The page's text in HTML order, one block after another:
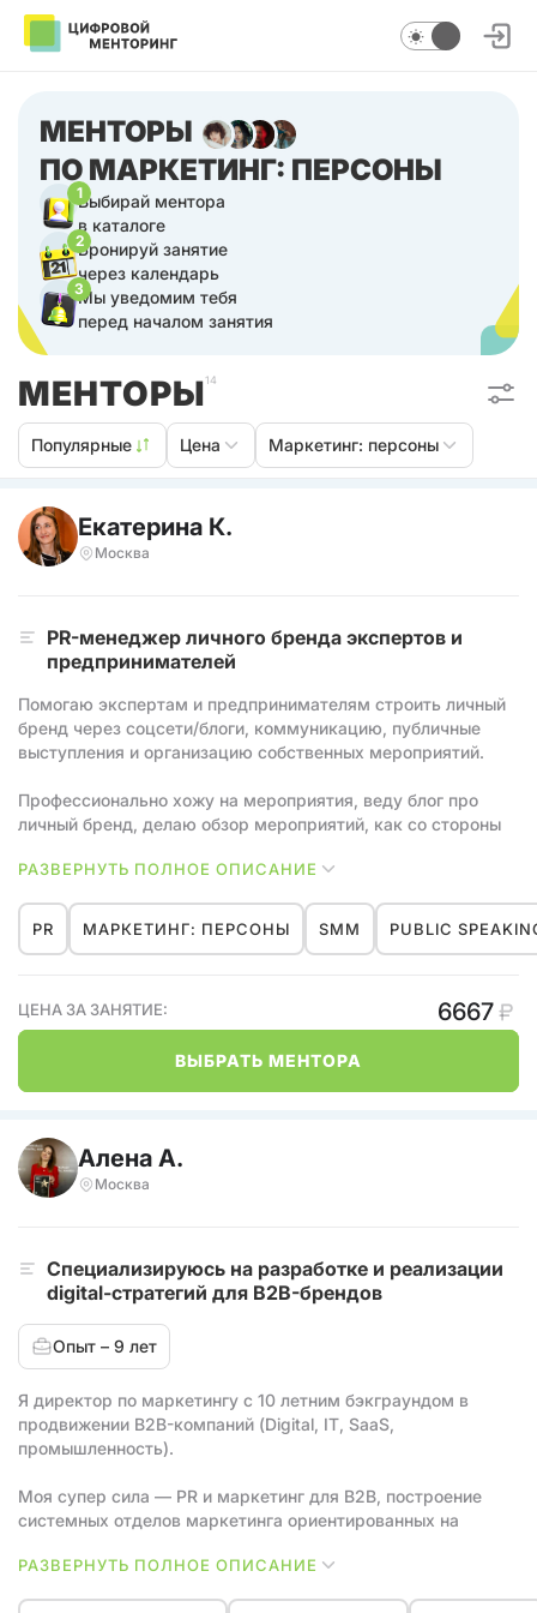
МЕНТОРЫ
ПО МАРКЕТИНГ: ПЕРСОНЫ
1Выбирай ментора
в каталоге
2Бронируй занятие
через календарь
3Мы уведомим тебя
перед началом занятия
МЕНТОРЫ14
Популярные Цена Маркетинг: персоны
Екатерина К.
Москва
PR-менеджер личного бренда экспертов и
предпринимателей
Помогаю экспертам и предпринимателям строить личный
бренд через соцсети/блоги, коммуникацию, публичные
выступления и организацию собственных мероприятий.
Профессионально хожу на мероприятия, веду блог про
личный бренд, делаю обзор мероприятий, как со стороны
Выступаю спикером онлайн и офлайн по теме Нетворкинг.
РАЗВЕРНУТЬ ПОЛНОЕ ОПИСАНИЕ
PR МАРКЕТИНГ: ПЕРСОНЫ SMM PUBLIC
ЦЕНА ЗА ЗАНЯТИЕ: 6667
ВЫБРАТЬ МЕНТОРА
Алена А.
Москва
Cпециализируюсь на разработке и реализации
digital-стратегий для B2B-брендов
Опыт – 9 лет
Я директор по маркетингу с 10 летним бэкграундом в
продвижении B2B-компаний (Digital, IT, SaaS,
промышленность).
Моя супер сила — PR и маркетинг для B2B, построение
системных отделов маркетинга ориентированных на
РАЗВЕРНУТЬ ПОЛНОЕ ОПИСАНИЕ